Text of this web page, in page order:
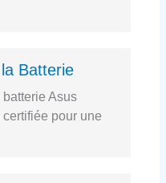
Batterie
Asus
pour une